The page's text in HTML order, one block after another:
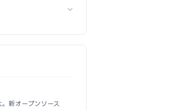
新オープンソース